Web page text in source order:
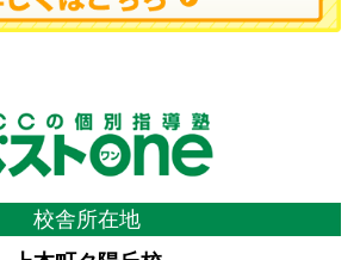
校舎所在地